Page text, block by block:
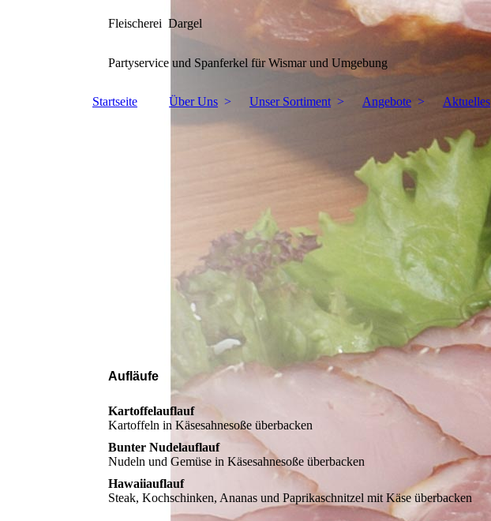
Fleischerei Dargel
Partyservice und Spanferkel für Wismar und Umgebung
Startseite Über Uns Unser Sortiment Angebote Aktuelles
Aufläufe
Kartoffelauflauf
Kartoffeln in Käsesahnesoße überbacken
Bunter Nudelauflauf
Nudeln und Gemüse in Käsesahnesoße überbacken
Hawaiiauflauf
Steak, Kochschinken, Ananas und Paprikaschnitzel mit Käse überbacken